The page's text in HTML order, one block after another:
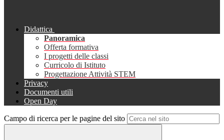
Didattica
Panoramica
Offerta formativa
I progetti delle classi
Curricolo di Istituto
Progettazione Attività STEM
Privacy
Documenti utili
Open Day
Campo di ricerca per le pagine del sito